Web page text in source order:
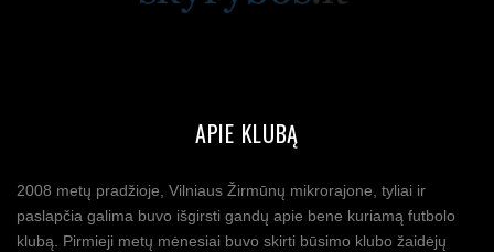
APIE KLUBĄ
2008 metų pradžioje, Vilniaus Žirmūnų mikrorajone, tyliai ir
paslapčia galima buvo išgirsti gandų apie bene kuriamą futbolo
klubą. Pirmieji metų mėnesiai buvo skirti būsimo klubo žaidėjų